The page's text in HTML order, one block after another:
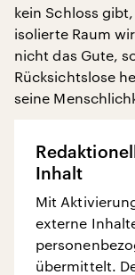
kein Schloss
isolierte Raum
nicht das Gute,
Rücksichtslose
seine
Inhalt
Mit
externe
übermittelt.